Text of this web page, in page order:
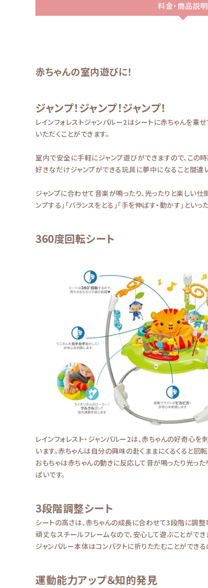
料金・商品説明
赤ちゃんの室内遊びに！
ジャンプ！ジャンプ！ジャンプ！
レインフォレストジャンパルー2はシートに赤ちゃんを乗
いただくことができます。
室内で安全に手軽にジャンプ遊びができますので、この時
好きなだけジャンプができる玩具に夢中になること間違
ジャンプに合わせて音楽が鳴ったり、光ったりと楽しい
ンプする」「バランスをとる」「手を伸ばす・動かす」と
360度回転シート
レインフォレスト・ジャンパルー2は、赤ちゃんの好奇心
います。赤ちゃんは自分の興味の赴くままにくるくると回
おもちゃは赤ちゃんの動きに反応して音が鳴ったり光っ
ぱいです。
3段階調整シート
シートの高さは、赤ちゃんの成長に合わせて3段階に調
頑丈なスチールフレームなので、安心して遊ぶことができ
ジャンパルー本体はコンパクトに折りたたむことができ
運動能力アップ＆知的発見